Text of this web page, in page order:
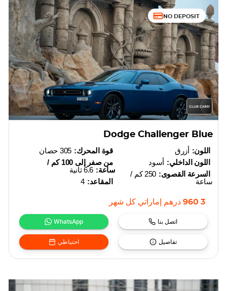
NO DEPOSIT
Dodge Challenger Blue
قوة المحرك: 305 حصان
من صفر إلى 100 كم /
ساعة: 6.6 ثانية
المقاعد: 4
اللون: أزرق
اللون الداخلي: أسود
السرعة القصوى:
250 كم /
ساعة
3 960 درهم إماراتي كل شهر
WhatsApp اتصل بنا
احتياطي تفاصيل